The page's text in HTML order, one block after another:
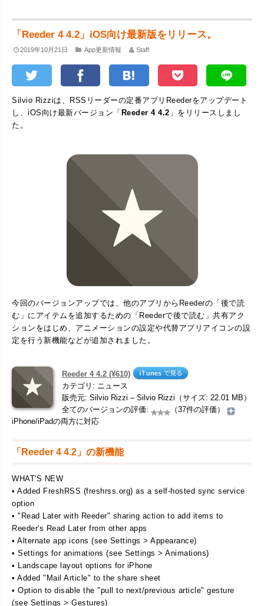
「Reeder 4 4.2」iOS向け最新版をリリース。
2019年10月21日 App更新情報 Staff
Silvio Rizziは、RSSリーダーの定番アプリReederをアップデート
し、iOS向け最新バージョン「Reeder 4 4.2 」をリリースしまし
た。
今回のバージョンアップでは、他のアプリからReederの「後で読
む」にアイテムを追加するための「Reederで後で読む」共有アク
ションをはじめ、アニメーションの設定や代替アプリアイコンの設
定を行う新機能などが追加されました。
Reeder 4 4.2 (¥610)
カテゴリ: ニュース
販売元: Silvio Rizzi – Silvio Rizzi（サイズ: 22.01 MB）
全てのバージョンの評価:
（37件の評価）
iPhone/iPadの両方に対応
「Reeder 4 4.2」の新機能
WHAT'S NEW
• Added FreshRSS (freshrss.org) as a self-hosted sync service
option
• "Read Later with Reeder" sharing action to add items to
Reeder's Read Later from other apps
• Alternate app icons (see Settings > Appearance)
• Settings for animations (see Settings > Animations)
• Landscape layout options for iPhone
• Added "Mail Article" to the share sheet
• Option to disable the "pull to next/previous article" gesture
(see Settings > Gestures)